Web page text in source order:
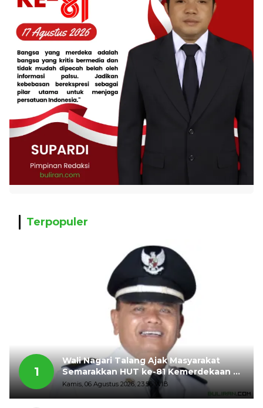
Terpopuler
1
Wali Nagari Talang Ajak Masyarakat
Semarakkan HUT ke-81 Kemerdekaan RI
dengan Mengibarkan Bendera Merah
Putih
Kamis, 06 Agustus 2026, 23:56 WIB